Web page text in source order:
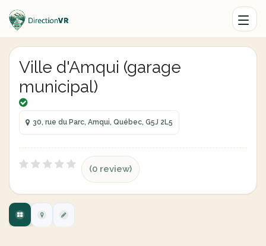
Ville d'Amqui (garage
municipal)
30, rue du Parc, Amqui, Québec, G5J 2L5
(0 review)